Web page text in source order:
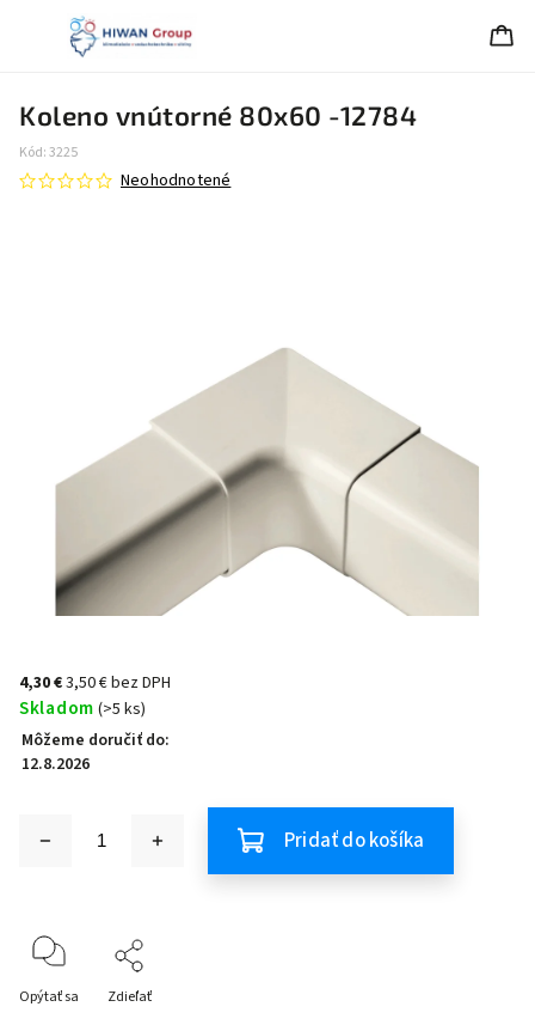
Koleno vnútorné 80x60 -12784
Kód:3225
Neohodnotené
4,30 €3,50 € bez DPH
Skladom (>5 ks)
Môžeme doručiť do:
12.8.2026
Pridať do košíka
Opýtať sa Zdieľať